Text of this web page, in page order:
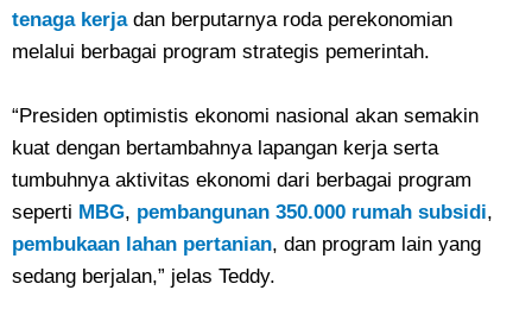
tenaga kerjadan berputarnya roda perekonomian
melalui berbagai program strategis pemerintah.
“Presiden optimistis ekonomi nasional akan semakin
kuat dengan bertambahnya lapangan kerja serta
tumbuhnya aktivitas ekonomi dari berbagai program
seperti MBG, pembangunan 350.000 rumah subsidi,
pembukaan lahan pertanian, dan program lain yang
sedang berjalan,” jelas Teddy.